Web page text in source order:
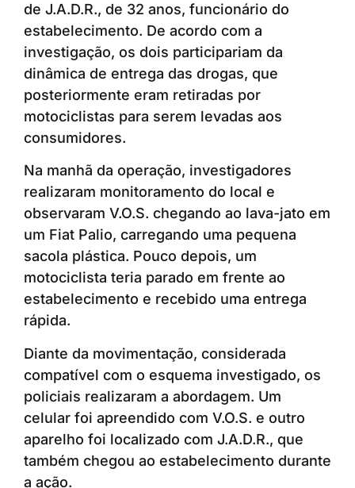
de J.A.D.R., de 32 anos, funcionário do
estabelecimento. De acordo com a
investigação, os dois participariam da
dinâmica de entrega das drogas, que
posteriormente eram retiradas por
motociclistas para serem levadas aos
consumidores.
Na manhã da operação, investigadores
realizaram monitoramento do local e
observaram V.O.S. chegando ao lava-jato em
um Fiat Palio, carregando uma pequena
sacola plástica. Pouco depois, um
motociclista teria parado em frente ao
estabelecimento e recebido uma entrega
rápida.
Diante da movimentação, considerada
compatível com o esquema investigado, os
policiais realizaram a abordagem. Um
celular foi apreendido com V.O.S. e outro
aparelho foi localizado com J.A.D.R., que
também chegou ao estabelecimento durante
a ação.